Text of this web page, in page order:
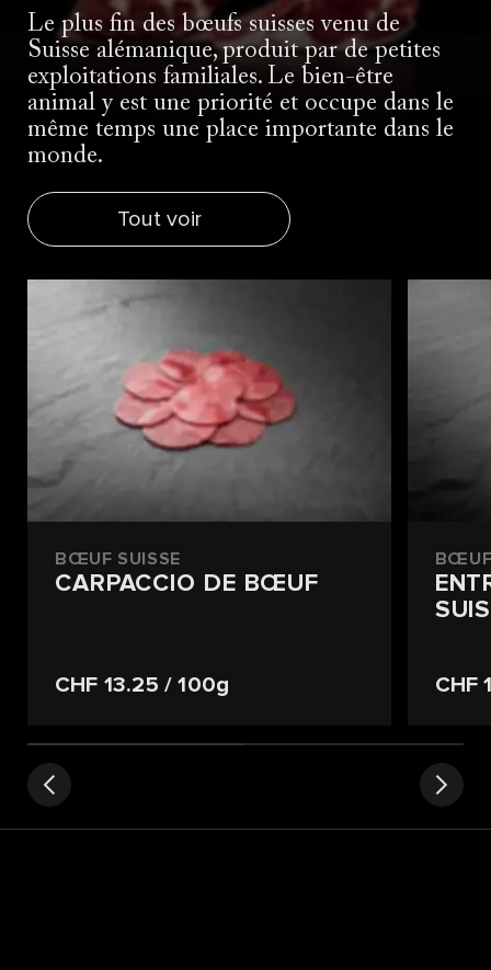
Le plus fin des bœufs suisses venu de
Suisse alémanique, produit par de petites
exploitations familiales. Le bien-être
animal y est une priorité et occupe dans le
même temps une place importante dans le
monde.
Tout voir
BŒUF SUISSE
CARPACCIO DE BŒUF
CHF 13.25 / 100g CHF